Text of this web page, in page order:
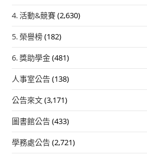
4. 活動&競賽(2,630)
5. 榮譽榜(182)
6. 獎助學金(481)
人事室公告(138)
公告來文(3,171)
圖書館公告(433)
學務處公告(2,721)